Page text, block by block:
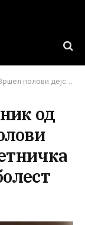
и ѝ пренел заразна болест
од